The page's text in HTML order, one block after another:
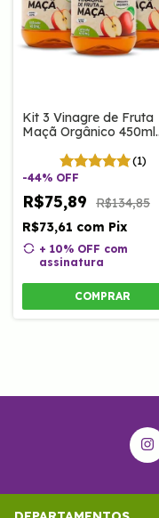
Kit 3 Vinagre de Fruta
Maçã Orgânico 450ml
(1)
-44% OFF
R$75,89
R$134,85
R$73,61 com Pix
+ 10% OFF com
assinatura
COMPRAR